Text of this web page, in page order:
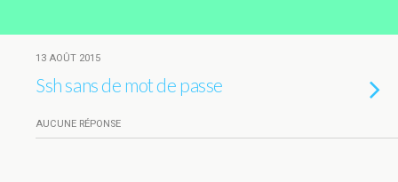
13 AOÛT 2015
Ssh sans de mot de passe
AUCUNE RÉPONSE